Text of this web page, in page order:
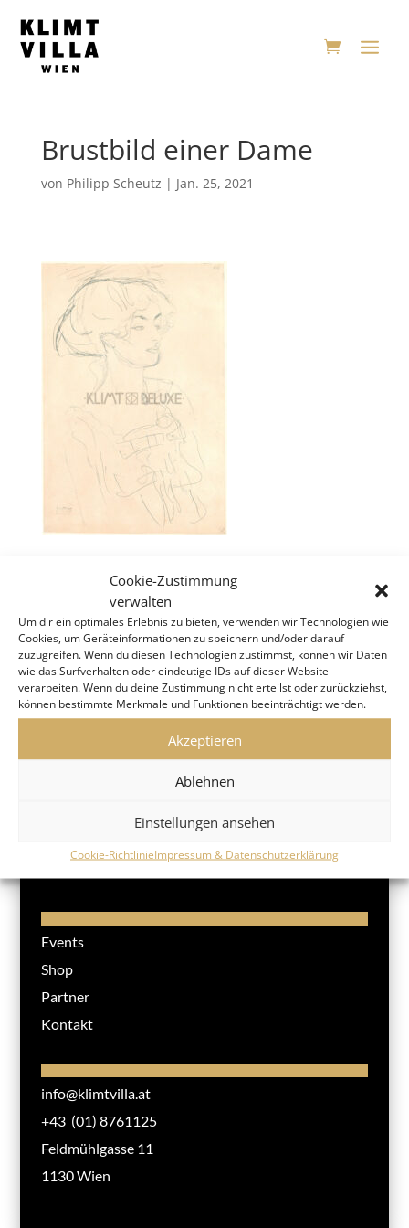
Cookie-Zustimmung
verwalten
Um dir ein optimales Erlebnis zu bieten, verwenden wir Technologien wie
Cookies, um Geräteinformationen zu speichern und/oder darauf
zuzugreifen. Wenn du diesen Technologien zustimmst, können wir Daten
wie das Surfverhalten oder eindeutige IDs auf dieser Website
verarbeiten. Wenn du deine Zustimmung nicht erteilst oder zurückziehst,
können bestimmte Merkmale und Funktionen beeinträchtigt werden.
Akzeptieren
Ablehnen
Einstellungen ansehen
Cookie-RichtlinieImpressum & Datenschutzerklärung
Brustbild einer Dame
von Philipp Scheutz | Jan. 25, 2021
KLIMT VILLA WIEN
Events
Shop
Partner
Kontakt
info@klimtvilla.at
+43 (01) 8761125
Feldmühlgasse 11
1130 Wien